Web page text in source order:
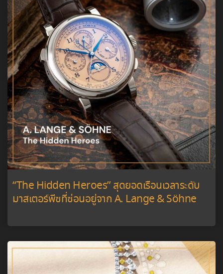
“The Hidden Heroes” สุดยอดเรือนเวลาระดับ
มาสเตอร์พีซที่ซ่อนอยู่จาก A. Lange & Söhne